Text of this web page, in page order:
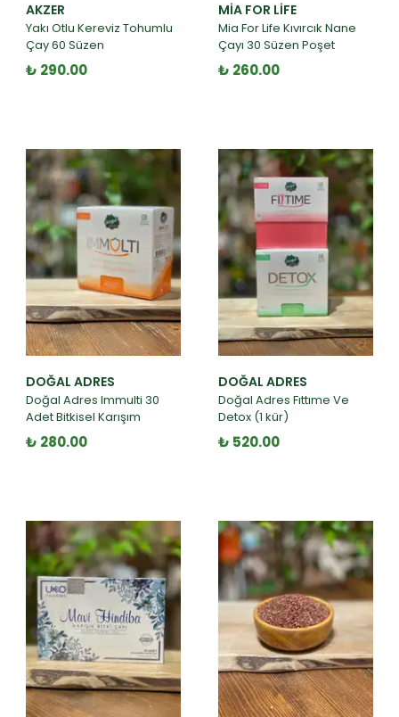
AKZER
Yakı Otlu Kereviz Tohumlu
Çay 60 Süzen
₺ 290.00
MIA FOR LIFE
Mia For Life Kıvırcık Nane
Çayı 30 Süzen Poşet
₺ 260.00
DOĞAL ADRES
Doğal Adres Immulti 30
Adet Bitkisel Karışım
₺ 280.00
DOĞAL ADRES
Doğal Adres Fıttıme Ve
Detox (1 kür)
₺ 520.00